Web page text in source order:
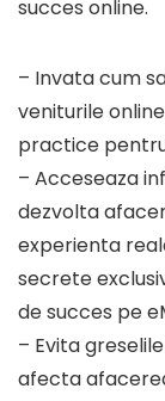
succes online.
– Invata cum
veniturile
practice
– Acceseaza
dezvolta
experienta
secrete
de succes pe
– Evita
afecta